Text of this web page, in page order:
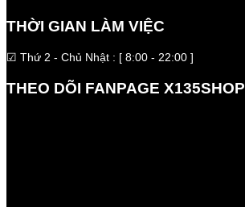
THỜI GIAN LÀM VIỆC
☑ Thứ 2 - Chủ Nhật : [ 8:00 - 22:00 ]
THEO DÕI FANPAGE X135SHOP